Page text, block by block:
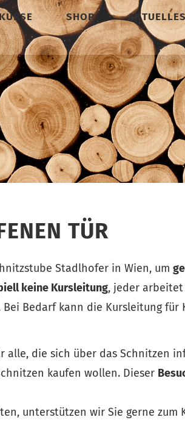
SHOP AKTUELLES
TÜR
Stadlhofer in Wien, um
keine Kursleitung, jeder
Bedarf kann die Kursleitung für
alle, die sich über das Schnitzen
kaufen wollen. Dieser
unterstützen wir Sie gerne zum